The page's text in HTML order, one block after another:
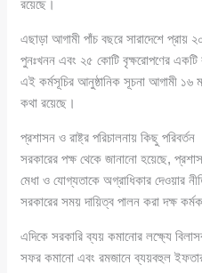
রয়েছে।
এছাড়া আগামী পাঁচ বছরে সারাদেশে প্রায়
পুনঃখনন এবং ২৫ কোটি বৃক্ষরোপণের একটি
এই কর্মসূচির আনুষ্ঠানিক সূচনা আগামী ১৬
কথা রয়েছে।
প্রশাসন ও রাষ্ট্র পরিচালনায় কিছু পরিবর্তন
সরকারের পক্ষ থেকে জানানো হয়েছে,
মেধা ও যোগ্যতাকে অগ্রাধিকার দেওয়ার
সরকারের সময় দায়িত্ব পালন করা দক্ষ
এদিকে সরকারি ব্যয় কমানোর লক্ষ্যে
সফর কমানো এবং রমজানে ব্যয়বহুল